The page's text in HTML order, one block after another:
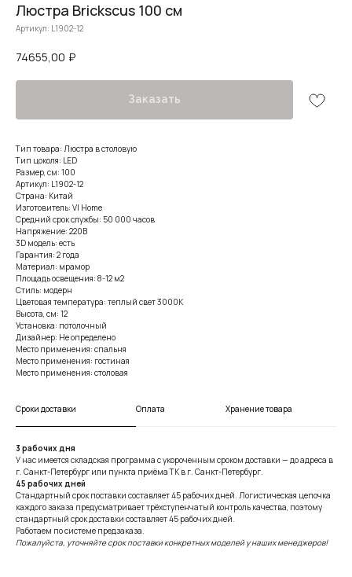
Люстра Brickscus 100 см
Артикул: L1902-12
74655,00 ₽
Заказать
Тип товара: Люстра в столовую
Тип цоколя: LED
Размер, см: 100
Артикул: L1902-12
Страна: Китай
Изготовитель: VI Home
Средний срок службы: 50 000 часов
Напряжение: 220В
3D модель: есть
Гарантия: 2 года
Материал: мрамор
Площадь освещения: 8-12 м2
Стиль: модерн
Цветовая температура: теплый свет 3000К
Высота, см: 12
Установка: потолочный
Дизайнер: Не определено
Место применения: спальня
Место применения: гостиная
Место применения: столовая
Сроки доставки Оплата Хранение товара
3 рабочих дня
У нас имеется складская программа с укороченным сроком доставки — до адреса в
г. Санкт-Петербург или пункта приёма ТК в г. Санкт-Петербург.
45 рабочих дней
Стандартный срок поставки составляет 45 рабочих дней. Логистическая цепочка
каждого заказа предусматривает трёхступенчатый контроль качества, поэтому
стандартный срок доставки составляет 45 рабочих дней.
Работаем по системе предзаказа.
Пожалуйста, уточняйте срок поставки конкретных моделей у наших менеджеров!